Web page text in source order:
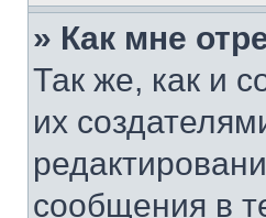
» Как мне
Так же, как и
их
сообщения в